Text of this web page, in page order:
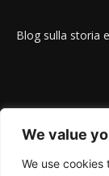
We value
We use
Blog sulla storia